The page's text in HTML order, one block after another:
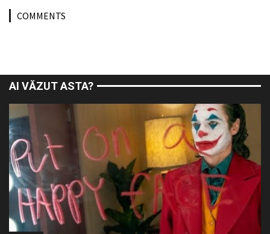
COMMENTS
AI VĂZUT ASTA?